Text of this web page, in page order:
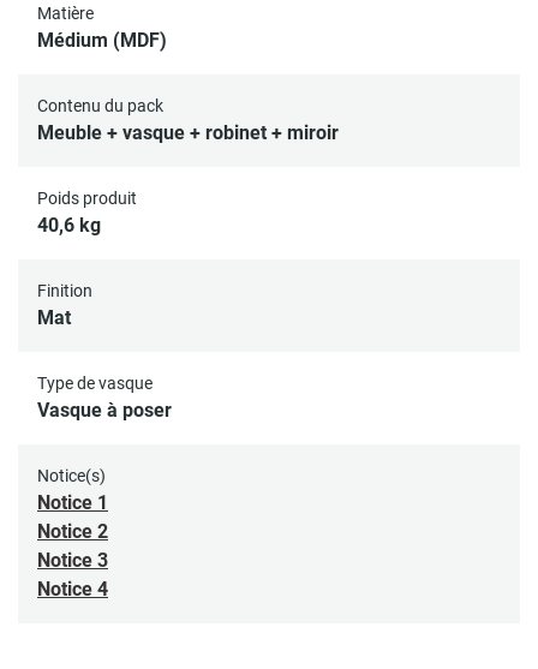
robinetterie
Matière
Médium (MDF)
Contenu du pack
Meuble + vasque + robinet + miroir
Poids produit
40,6 kg
Finition
Mat
Type de vasque
Vasque à poser
Notice(s)
Notice 1
Notice 2
Notice 3
Notice 4